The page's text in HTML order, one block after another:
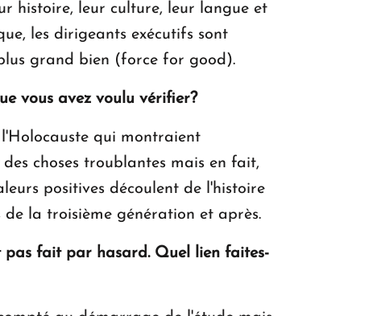
histoire, leur culture, leur langue et
les dirigeants exécutifs sont
grand bien (force for good).
vous avez voulu vérifier?
qui montraient
choses troublantes mais en fait,
positives découlent de l'histoire
de la troisième génération et après.
pas fait par hasard. Quel lien faites-